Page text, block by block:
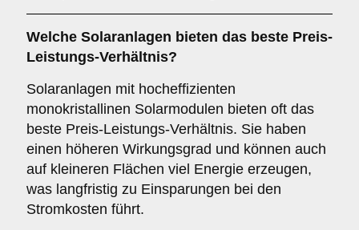
Welche Solaranlagen bieten das beste Preis-
Leistungs-Verhältnis?
Solaranlagen mit hocheffizienten
monokristallinen Solarmodulen bieten oft das
beste Preis-Leistungs-Verhältnis. Sie haben
einen höheren Wirkungsgrad und können auch
auf kleineren Flächen viel Energie erzeugen,
was langfristig zu Einsparungen bei den
Stromkosten führt.